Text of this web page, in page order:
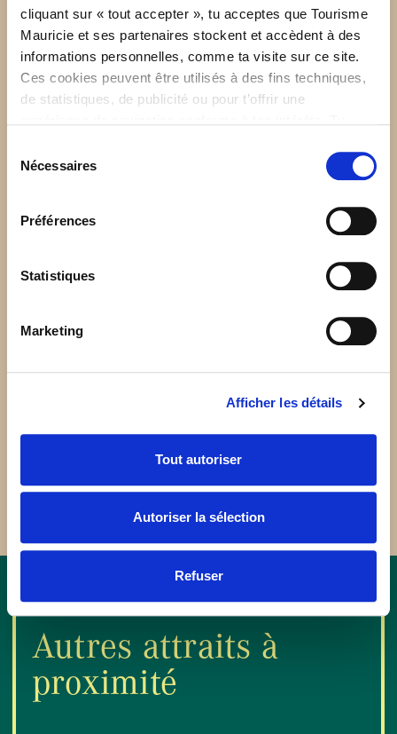
cliquant sur « tout accepter », tu acceptes que Tourisme
Mauricie et ses partenaires stockent et accèdent à des
informations personnelles, comme ta visite sur ce site.
Ces cookies peuvent être utilisés à des fins techniques,
de statistiques, de publicité ou pour t’offrir une
de Politique de confidentialité.
Nécessaires
Préférences
Statistiques
Marketing
Afficher les détails
Tout autoriser
Autoriser la sélection
Refuser
communautaire, Station de vidange, Table à langer,
Toilettes
ANIMAUX DE COMPAGNIE
Animaux de compagnie: Animaux de compagnie
admis gratuitement
830 Rue Sainte-Anne Saint-Alexis-des-Monts,
Québec (CANADA) J0K1V0
mastigouche@sepaq.com
Autres attraits à
proximité